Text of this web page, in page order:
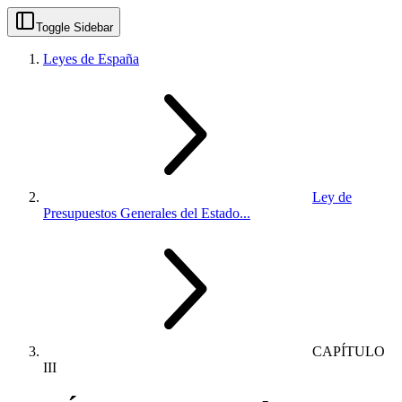
Toggle Sidebar
Leyes de España
Ley de
Presupuestos Generales del Estado...
CAPÍTULO
III